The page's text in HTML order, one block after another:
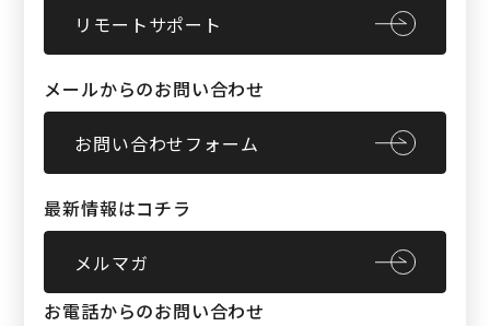
リモートサポート
メールからのお問い合わせ
お問い合わせフォーム
最新情報はコチラ
メルマガ
お電話からのお問い合わせ